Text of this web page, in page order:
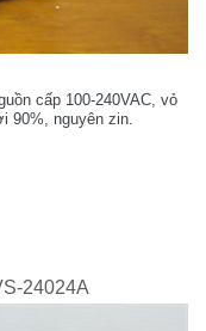
cấp 100-240VAC, vỏ
90%, nguyên zin.
24024A